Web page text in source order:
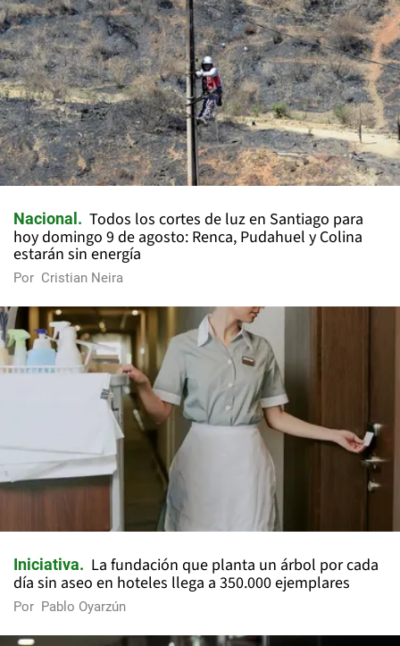
Nacional
Todos los cortes de luz en Santiago para
hoy domingo 9 de agosto: Renca, Pudahuel y Colina
estarán sin energía
Por Cristian Neira
Iniciativa
La fundación que planta un árbol por cada
día sin aseo en hoteles llega a 350.000 ejemplares
Por Pablo Oyarzún